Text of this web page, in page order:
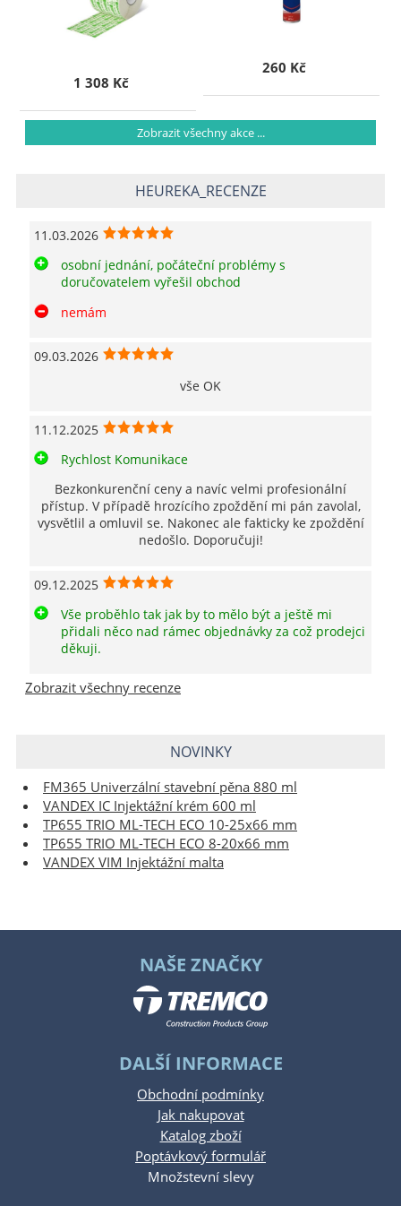
1 308 Kč
260 Kč
Zobrazit všechny akce ...
HEUREKA_RECENZE
11.03.2026
osobní jednání, počáteční problémy s
doručovatelem vyřešil obchod
nemám
09.03.2026
vše OK
11.12.2025
Rychlost Komunikace
Bezkonkurenční ceny a navíc velmi profesionální
přístup. V případě hrozícího zpoždění mi pán zavolal,
vysvětlil a omluvil se. Nakonec ale fakticky ke zpoždění
nedošlo. Doporučuji!
09.12.2025
Vše proběhlo tak jak by to mělo být a ještě mi
přidali něco nad rámec objednávky za což prodejci
děkuji.
Zobrazit všechny recenze
NOVINKY
FM365 Univerzální stavební pěna 880 ml
VANDEX IC Injektážní krém 600 ml
TP655 TRIO ML-TECH ECO 10-25x66 mm
TP655 TRIO ML-TECH ECO 8-20x66 mm
VANDEX VIM Injektážní malta
NAŠE ZNAČKY
DALŠÍ INFORMACE
Obchodní podmínky
Jak nakupovat
Katalog zboží
Poptávkový formulář
Množstevní slevy